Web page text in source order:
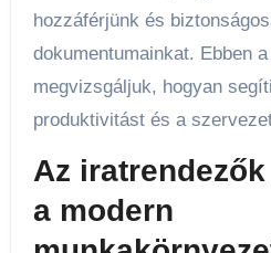
hozzáférjünk és
dokumentumainkat. Ebben
megvizsgáljuk, hogyan
produktivitást és a
Az
a modern